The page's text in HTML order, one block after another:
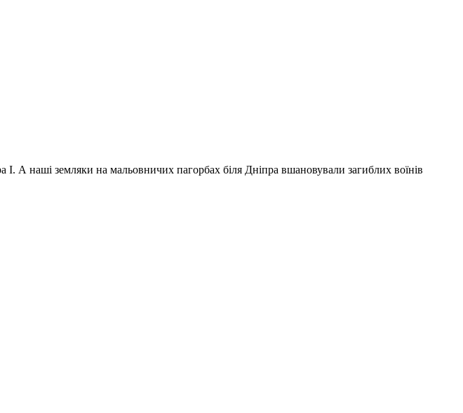
А наші земляки на мальовничих пагорбах біля Дніпра вшановували загиблих воїнів